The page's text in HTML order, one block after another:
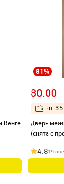
Венге
81%
80.00
от
Дверь
(снята с
4.819